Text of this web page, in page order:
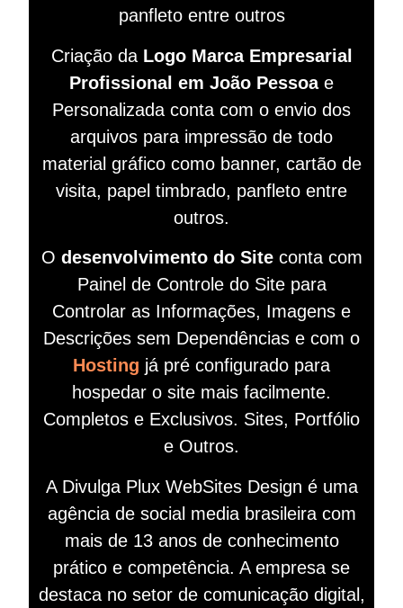
panfleto entre outros
Criação da Logo Marca Empresarial
Profissional em João Pessoae
Personalizada conta com o envio dos
arquivos para impressão de todo
material gráfico como banner, cartão de
visita, papel timbrado, panfleto entre
outros.
O desenvolvimento do Siteconta com
Painel de Controle do Site para
Controlar as Informações, Imagens e
Descrições sem Dependências e com o
Hosting já pré configurado para
hospedar o site mais facilmente.
Completos e Exclusivos. Sites, Portfólio
e Outros.
A Divulga Plux WebSites Design é uma
agência de social media brasileira com
mais de 13 anos de conhecimento
prático e competência. A empresa se
destaca no setor de comunicação digital,